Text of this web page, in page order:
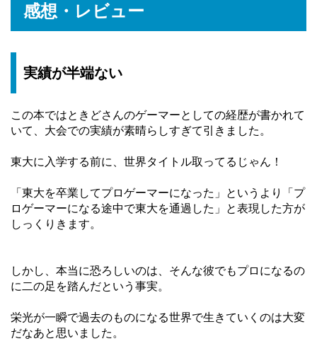
感想・レビュー
実績が半端ない
この本ではときどさんのゲーマーとしての経歴が書かれて
いて、大会での実績が素晴らしすぎて引きました。
東大に入学する前に、世界タイトル取ってるじゃん！
「東大を卒業してプロゲーマーになった」というより「プ
ロゲーマーになる途中で東大を通過した」と表現した方が
しっくりきます。
しかし、本当に恐ろしいのは、そんな彼でもプロになるの
に二の足を踏んだという事実。
栄光が一瞬で過去のものになる世界で生きていくのは大変
だなあと思いました。